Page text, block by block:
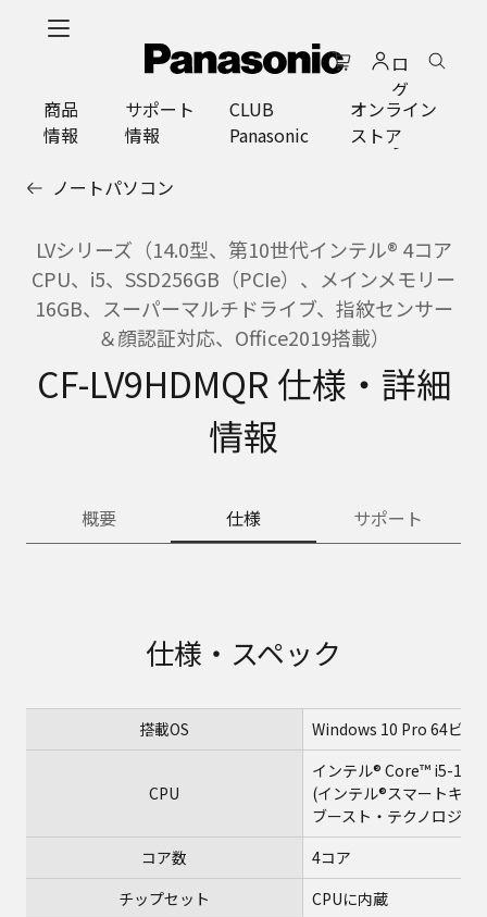
ロ
グ
イ
ン
商品
情報
サポート
情報
CLUB
Panasonic
オンライン
ストア
ノートパソコン
LVシリーズ（14.0型、第10世代インテル® 4コア
CPU、i5、SSD256GB（PCIe）、メインメモリー
16GB、スーパーマルチドライブ、指紋センサー
＆顔認証対応、Office2019搭載）
CF-LV9HDMQR 仕様・詳細
情報
概要 仕様 サポート
仕様・スペック
搭載OS Windows 10 Pro 64ビッ
CPU
インテル® Core™ i5-
(インテル®スマートキャ
ブースト・テクノロジー
コア数
4コア
チップセット
CPUに内蔵